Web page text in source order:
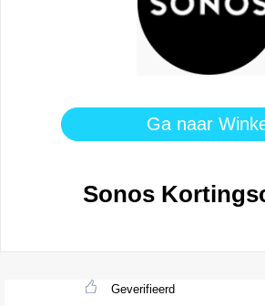
Ga naar
Sonos
Geverifieerd